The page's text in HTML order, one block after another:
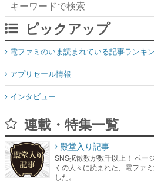
ピックアップ
電ファミのいま読まれている記事ランキ
アプリセール情報
インタビュー
連載・特集一覧
殿堂入り記事
SNS拡散数が数千以上！ ペー
くの人々に読まれた、電ファ
した。